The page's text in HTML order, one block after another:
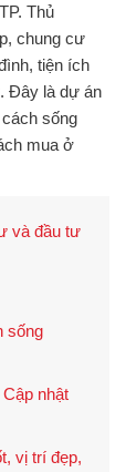
Thủ
chung cư
tiện ích
Đây là dự án
sống
mua ở
và đầu tư
sống
nhật
vị trí đẹp,